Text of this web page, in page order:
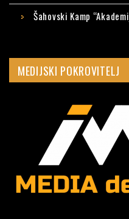
Šahovski Kamp
MEDIJSKI POKROVITELJ